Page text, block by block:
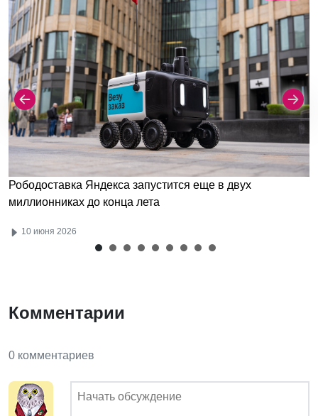
Рободоставка Яндекса запустится еще в двух
миллионниках до конца лета
10 июня 2026
Комментарии
0 комментариев